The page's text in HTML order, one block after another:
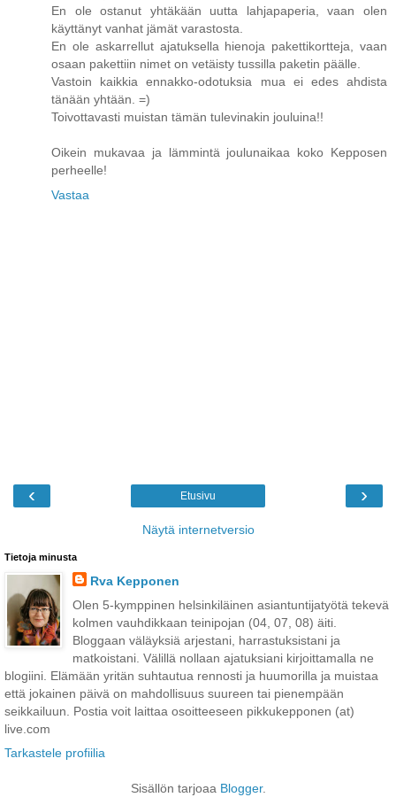
En ole ostanut yhtäkään uutta lahjapaperia, vaan olen
käyttänyt vanhat jämät varastosta.
En ole askarrellut ajatuksella hienoja pakettikortteja, vaan
osaan pakettiin nimet on vetäisty tussilla paketin päälle.
Vastoin kaikkia ennakko-odotuksia mua ei edes ahdista
tänään yhtään. =)
Toivottavasti muistan tämän tulevinakin jouluina!!
Oikein mukavaa ja lämmintä joulunaikaa koko Kepposen
perheelle!
Vastaa
‹ ›
Etusivu
Näytä internetversio
Tietoja minusta
Rva Kepponen
Olen 5-kymppinen helsinkiläinen asiantuntijatyötä tekevä
kolmen vauhdikkaan teinipojan (04, 07, 08) äiti.
Bloggaan väläyksiä arjestani, harrastuksistani ja
matkoistani. Välillä nollaan ajatuksiani kirjoittamalla ne
blogiini. Elämään yritän suhtautua rennosti ja huumorilla ja muistaa
että jokainen päivä on mahdollisuus suureen tai pienempään
seikkailuun. Postia voit laittaa osoitteeseen pikkukepponen (at)
live.com
Tarkastele profiilia
Sisällön tarjoaa Blogger.